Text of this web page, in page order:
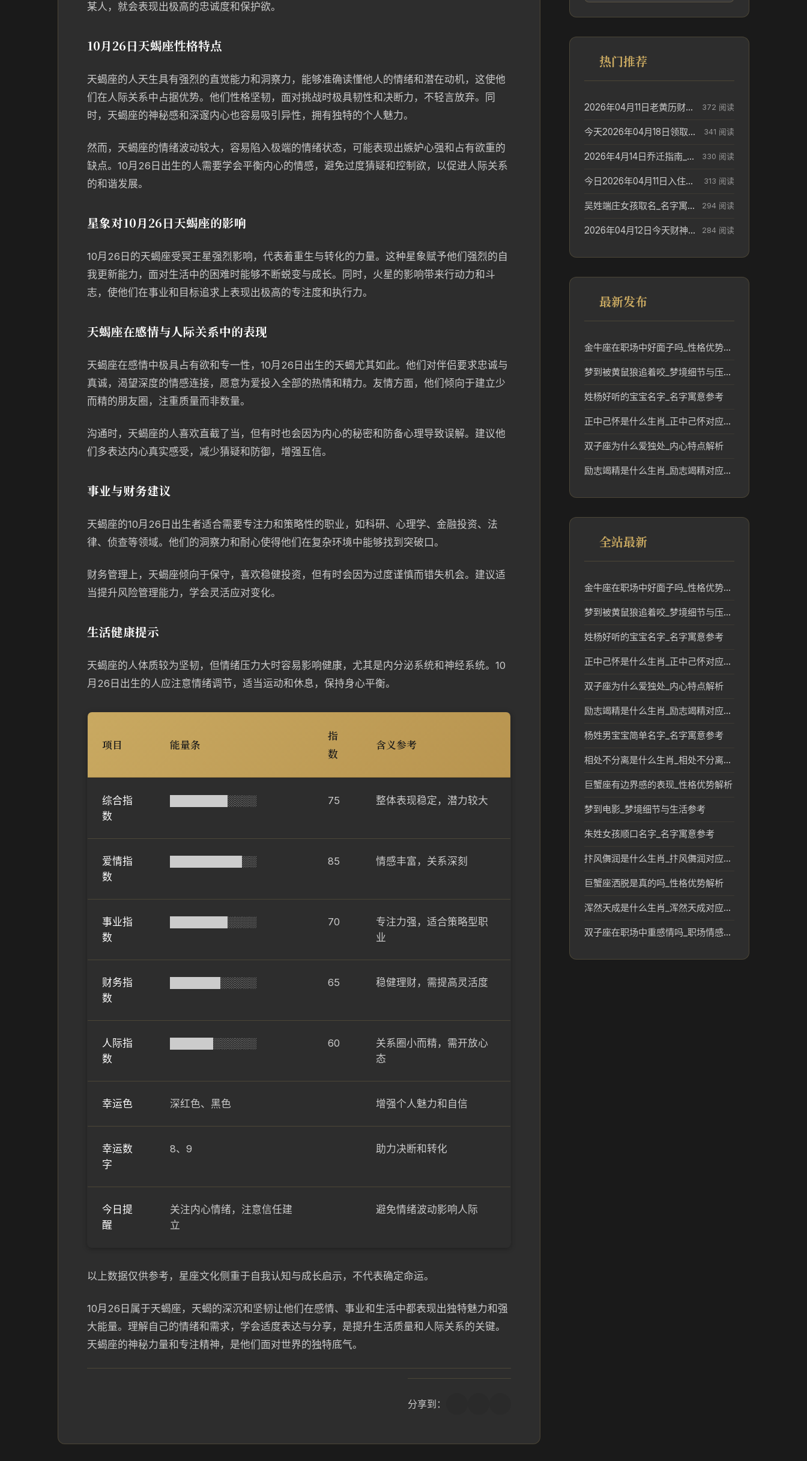
某人，就会表现出极高的忠诚度和保护欲。
10月26日天蝎座性格特点
天蝎座的人天生具有强烈的直觉能力和洞察力，能够准确读懂他人的情绪和潜在动机，这使他
们在人际关系中占据优势。他们性格坚韧，面对挑战时极具韧性和决断力，不轻言放弃。同
时，天蝎座的神秘感和深邃内心也容易吸引异性，拥有独特的个人魅力。
然而，天蝎座的情绪波动较大，容易陷入极端的情绪状态，可能表现出嫉妒心强和占有欲重的
缺点。10月26日出生的人需要学会平衡内心的情感，避免过度猜疑和控制欲，以促进人际关系
的和谐发展。
星象对10月26日天蝎座的影响
10月26日的天蝎座受冥王星强烈影响，代表着重生与转化的力量。这种星象赋予他们强烈的自
我更新能力，面对生活中的困难时能够不断蜕变与成长。同时，火星的影响带来行动力和斗
志，使他们在事业和目标追求上表现出极高的专注度和执行力。
天蝎座在感情与人际关系中的表现
天蝎座在感情中极具占有欲和专一性，10月26日出生的天蝎尤其如此。他们对伴侣要求忠诚与
真诚，渴望深度的情感连接，愿意为爱投入全部的热情和精力。友情方面，他们倾向于建立少
而精的朋友圈，注重质量而非数量。
沟通时，天蝎座的人喜欢直截了当，但有时也会因为内心的秘密和防备心理导致误解。建议他
们多表达内心真实感受，减少猜疑和防御，增强互信。
事业与财务建议
天蝎座的10月26日出生者适合需要专注力和策略性的职业，如科研、心理学、金融投资、法
律、侦查等领域。他们的洞察力和耐心使得他们在复杂环境中能够找到突破口。
财务管理上，天蝎座倾向于保守，喜欢稳健投资，但有时会因为过度谨慎而错失机会。建议适
当提升风险管理能力，学会灵活应对变化。
生活健康提示
天蝎座的人体质较为坚韧，但情绪压力大时容易影响健康，尤其是内分泌系统和神经系统。10
月26日出生的人应注意情绪调节，适当运动和休息，保持身心平衡。
项目 能量条
指
数
含义参考
综合指
数
████████░░░░ 75 整体表现稳定，潜力较大
爱情指
数
██████████░░ 85 情感丰富，关系深刻
事业指
数
████████░░░░ 70
专注力强，适合策略型职
业
财务指
数
███████░░░░░ 65 稳健理财，需提高灵活度
人际指
数
██████░░░░░░ 60
关系圈小而精，需开放心
态
幸运色 深红色、黑色 增强个人魅力和自信
幸运数
字
8、9 助力决断和转化
今日提
醒
关注内心情绪，注意信任建
立
避免情绪波动影响人际
以上数据仅供参考，星座文化侧重于自我认知与成长启示，不代表确定命运。
10月26日属于天蝎座，天蝎的深沉和坚韧让他们在感情、事业和生活中都表现出独特魅力和强
大能量。理解自己的情绪和需求，学会适度表达与分享，是提升生活质量和人际关系的关键。
天蝎座的神秘力量和专注精神，是他们面对世界的独特底气。
分享到：
热门推荐
2026年04月11日老黄历财神方位_财神方位与供奉讲究 372 阅读
今天2026年04月18日领取结婚证老黄历不适合吗_领证日期参考 341 阅读
2026年4月14日乔迁指南_搬家择日参考 330 阅读
今日2026年04月11日入住新居老黄历不适宜吗_搬家择日参考 313 阅读
吴姓端庄女孩取名_名字寓意参考 294 阅读
2026年04月12日今天财神在哪个吉位_财神方位参考 284 阅读
最新发布
金牛座在职场中好面子吗_性格优势解析
梦到被黄鼠狼追着咬_梦境细节与压力线索
姓杨好听的宝宝名字_名字寓意参考
正中己怀是什么生肖_正中己怀对应的生肖文化解读
双子座为什么爱独处_内心特点解析
励志竭精是什么生肖_励志竭精对应的生肖及其文化含义
全站最新
金牛座在职场中好面子吗_性格优势解析
梦到被黄鼠狼追着咬_梦境细节与压力线索
姓杨好听的宝宝名字_名字寓意参考
正中己怀是什么生肖_正中己怀对应的生肖文化解读
双子座为什么爱独处_内心特点解析
励志竭精是什么生肖_励志竭精对应的生肖及其文化含义
杨姓男宝宝简单名字_名字寓意参考
相处不分离是什么生肖_相处不分离对应的生肖象征分析
巨蟹座有边界感的表现_性格优势解析
梦到电影_梦境细节与生活参考
朱姓女孩顺口名字_名字寓意参考
抃风儛润是什么生肖_抃风儛润对应的生肖文化解读
巨蟹座洒脱是真的吗_性格优势解析
浑然天成是什么生肖_浑然天成对应的生肖文化解读
双子座在职场中重感情吗_职场情感解读